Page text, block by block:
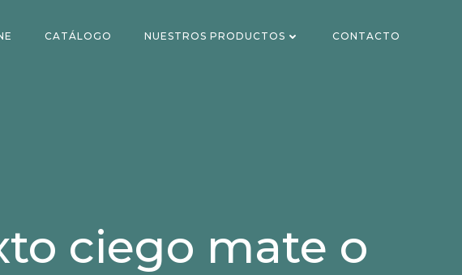
CATÁLOGO NUESTROS PRODUCTOS CONTACTO
ciego mate o